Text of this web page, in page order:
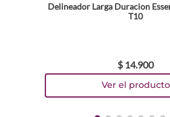
Delineador Larga Duracion
T10
$ 14.900